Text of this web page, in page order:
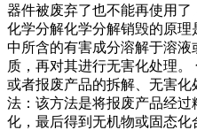
器件被废弃了也不能再使用了
化学分解化学分解销毁的原
中所含的有害成分溶解于溶
质，再对其进行无害化处理
或者报废产品的拆解、无害
法：该方法是将报废产品经
化，最后得到无机物或固态